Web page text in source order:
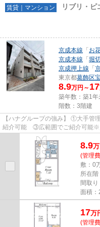
賃貸｜マンション リブリ・ピ
京成本線 「 お
京成本線 「 堀
京成押上線 「
東京都葛飾区
8.9万円～ 17
築年数：築1年
階数：3階建
【ハナグループの強み】 ①大手
紹介可能 ③広範囲でご紹介可能
費用クレジット決済対応 【お部屋...
8.9万
(管理
敷：0
所在
間取
面積：
17万
(管理